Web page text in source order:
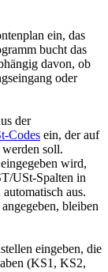
ein, das
bucht das
davon, ob
oder
der
Codes ein, der auf
soll.
wird,
USt-Spalten in
aus.
bleiben
eingeben, die
(KS1, KS2,